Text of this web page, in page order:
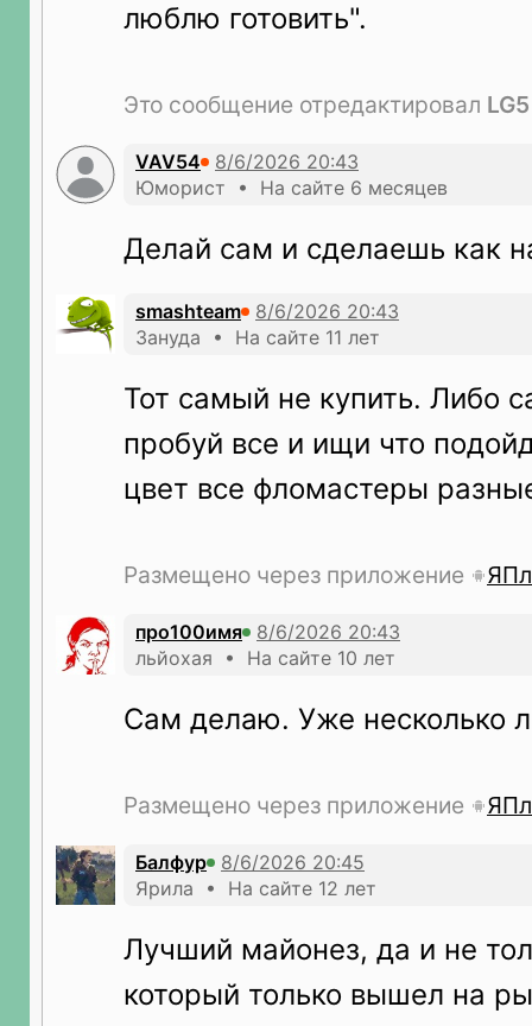
люблю готовить".
Это сообщение отредактировал LG5
VAV54
Юморист • На сайте 6 месяцев
Делай сам и сделаешь как
smashteam
Зануда • На сайте 11 лет
Тот самый не купить. Либо
пробуй все и ищи что
цвет все фломастеры
Размещено через приложение
про100имя
льйохая • На сайте 10 лет
Сам делаю. Уже несколько
Размещено через приложение
Балфур
Ярила • На сайте 12 лет
Лучший майонез, да и не
который только вышел на